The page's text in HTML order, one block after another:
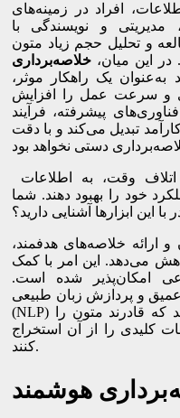
افراد در زمینه‌های
و نویسندگی با
و تحلیل حجم زیاد متون
در این میان، خلاصه‌برداری
به‌عنوان یک راهکار موثر،
و سرعت عمل را افزایش
پیشرفته، فرآیند
تبدیل می‌کند و با دقت
خود را بهبود دهند. شما
این ابزارها آشنایی دارید؟
خلاصه‌های هدفمند،
می‌دهد. این امر با کمک
امکان‌پذیر شده است.
و پردازش زبان طبیعی
(NLP) ابزارهای پیشرفته‌ای را ارائه می‌دهند که قادرند متون را
کلیدی را از آن استخراج
کنند.
هوشمند